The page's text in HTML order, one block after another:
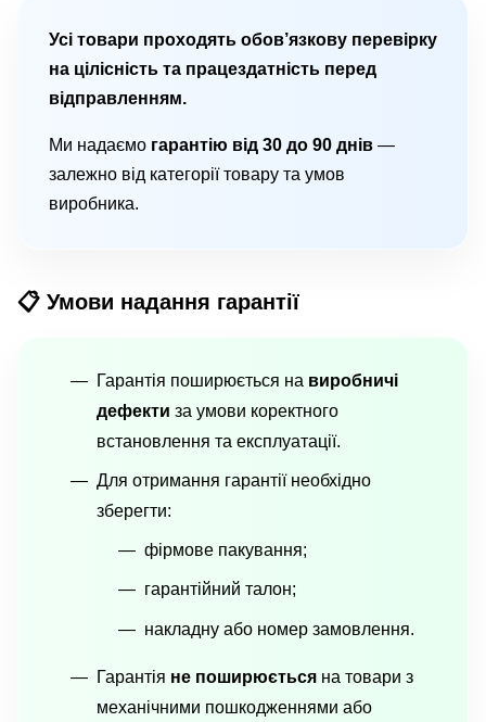
Усі товари проходять обов’язкову перевірку
на цілісність та працездатність перед
відправленням.
Ми надаємо гарантію від 30 до 90 днів —
залежно від категорії товару та умов
виробника.
📋 Умови надання гарантії
Гарантія поширюється на виробничі
дефекти за умови коректного
встановлення та експлуатації.
Для отримання гарантії необхідно
зберегти:
фірмове пакування;
гарантійний талон;
накладну або номер замовлення.
Гарантія не поширюється на товари з
механічними пошкодженнями або